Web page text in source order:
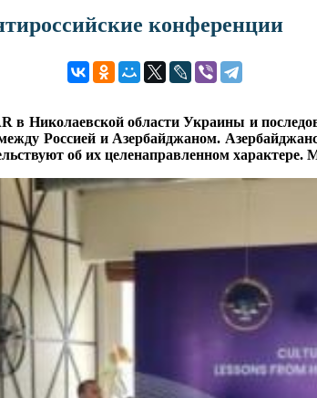
конференции
в Николаевской области Украины и
Россией и Азербайджаном.
об их целенаправленном